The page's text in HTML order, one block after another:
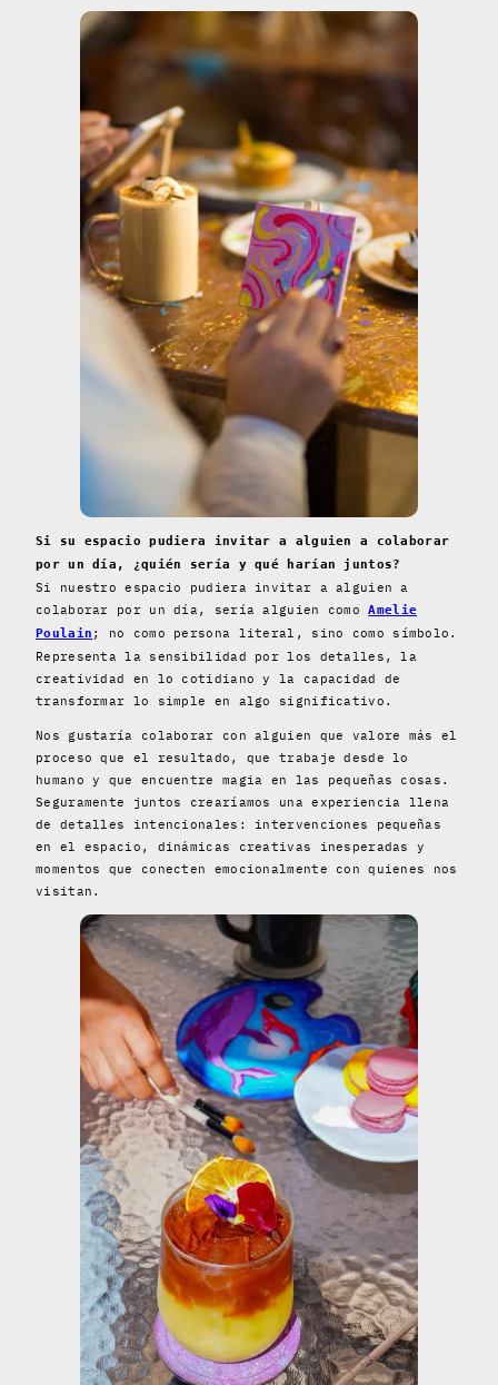
Si su espacio pudiera invitar a alguien a colaborar
por un día, ¿quién sería y qué harían juntos?
Si nuestro espacio pudiera invitar a alguien a
colaborar por un día, sería alguien comoAmelie
Poulain ; no como persona literal, sino como símbolo.
Representa la sensibilidad por los detalles, la
creatividad en lo cotidiano y la capacidad de
transformar lo simple en algo significativo.
Nos gustaría colaborar con alguien que valore más el
proceso que el resultado, que trabaje desde lo
humano y que encuentre magia en las pequeñas cosas.
Seguramente juntos crearíamos una experiencia llena
de detalles intencionales: intervenciones pequeñas
en el espacio, dinámicas creativas inesperadas y
momentos que conecten emocionalmente con quienes nos
visitan.